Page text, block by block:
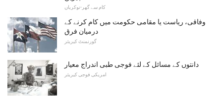
کام سے گھر-نوکریاں
وفاقی، ریاست یا مقامی حکومت میں کام کرنے کے
درمیان فرق
گورنمنٹ کیریئر
دانتوں کے مسائل کے لئے فوجی طبی اندراج معیار
امریکی فوجی کیریئر